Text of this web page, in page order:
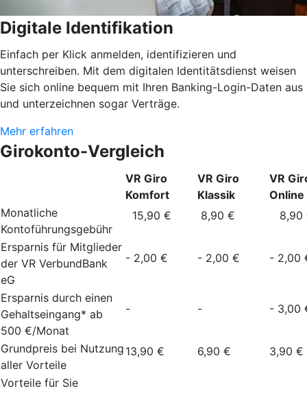
Digitale Identifikation
Einfach per Klick anmelden, identifizieren und
unterschreiben. Mit dem digitalen Identitätsdienst weisen
Sie sich online bequem mit Ihren Banking-Login-Daten aus
und unterzeichnen sogar Verträge.
Mehr erfahren
Girokonto-Vergleich
VR Giro
Komfort
VR Giro
Klassik
VR
Online
Monatliche
Kontoführungsgebühr
15,90 € 8,90 € 8,90
Ersparnis für Mitglieder
der VR VerbundBank
eG
- 2,00 € - 2,00 € - 2,00
Ersparnis durch einen
Gehaltseingang* ab
500 €/Monat
- - - 3,00
Grundpreis bei Nutzung
aller Vorteile
13,90 € 6,90 € 3,90 €
Vorteile für Sie